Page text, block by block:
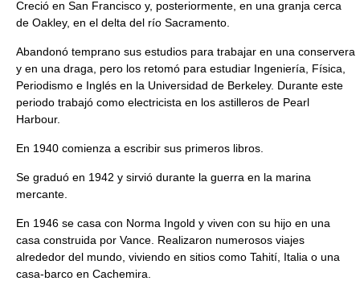
Creció en San Francisco y, posteriormente, en una granja cerca
de Oakley, en el delta del río Sacramento.
Abandonó temprano sus estudios para trabajar en una conservera
y en una draga, pero los retomó para estudiar Ingeniería, Física,
Periodismo e Inglés en la Universidad de Berkeley. Durante este
periodo trabajó como electricista en los astilleros de Pearl
Harbour.
En 1940 comienza a escribir sus primeros libros.
Se graduó en 1942 y sirvió durante la guerra en la marina
mercante.
En 1946 se casa con Norma Ingold y viven con su hijo en una
casa construida por Vance. Realizaron numerosos viajes
alrededor del mundo, viviendo en sitios como Tahití, Italia o una
casa-barco en Cachemira.